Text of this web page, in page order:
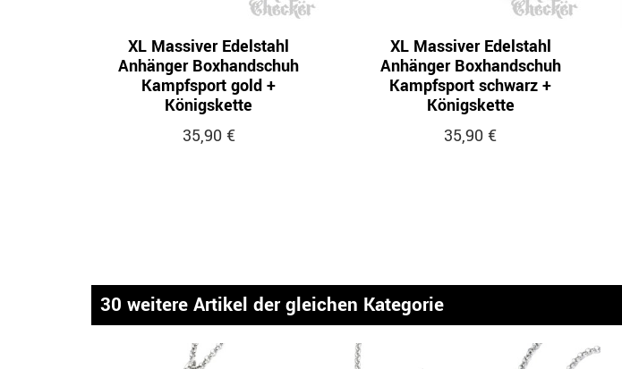
XL Massiver Edelstahl
Anhänger Boxhandschuh
Kampfsport gold +
Königskette
35,90 €
XL Massiver Edelstahl
Anhänger Boxhandschuh
Kampfsport schwarz +
Königskette
35,90 €
30 weitere Artikel der gleichen Kategorie